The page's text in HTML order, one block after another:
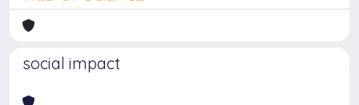
social impact